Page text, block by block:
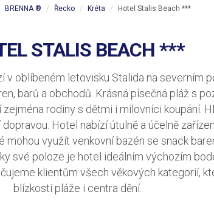
BRENNA ® Řecko Kréta Hotel Stalis Beach ***
STALIS BEACH ***
v oblíbeném letovisku Stalida na severním
barů a obchodů. Krásná písečná pláž s
rodiny s dětmi i milovníci koupání.
Hotel nabízí útulně a účelně
využít venkovní bazén se snack
své poloze je hotel ideálním výchozím
klientům všech věkových kategorií,
blízkosti pláže i centra dění.